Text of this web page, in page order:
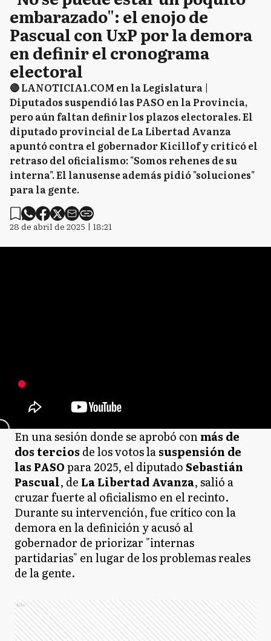
embarazado": el enojo de
Pascual con UxP por la demora
en definir el cronograma
electoral
🔴 LANOTICIA1.COM en la Legislatura |
Diputados suspendió las PASO en la Provincia,
pero aún faltan definir los plazos electorales. El
diputado provincial de La Libertad Avanza
apuntó contra el gobernador Kicillof y criticó el
retraso del oficialismo: "Somos rehenes de su
interna". El lanusense además pidió "soluciones"
para la gente.
28 de abril de 2025 | 18:21
En una sesión donde se aprobó conmás de
dos terciosde los votos lasuspensión de
las PASOpara 2025, el diputadoSebastián
Pascual, de La Libertad Avanza, salió a
cruzar fuerte al oficialismo en el recinto.
Durante su intervención, fue crítico con la
demora en la definición y acusó al
gobernador de priorizar "internas
partidarias" en lugar de los problemas reales
de la gente.
Ads